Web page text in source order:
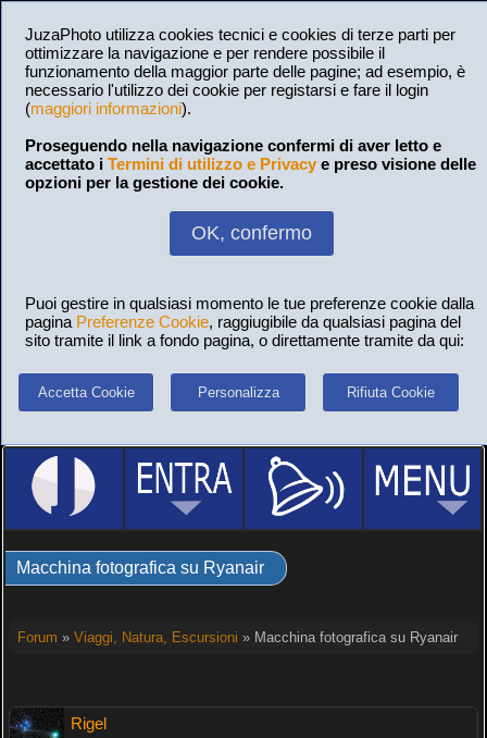
JuzaPhoto utilizza cookies tecnici e cookies di terze parti per
ottimizzare la navigazione e per rendere possibile il
funzionamento della maggior parte delle pagine; ad esempio, è
necessario l'utilizzo dei cookie per registarsi e fare il login
(maggiori informazioni).
Proseguendo nella navigazione confermi di aver letto e
accettato i Termini di utilizzo e Privacy e preso visione delle
opzioni per la gestione dei cookie.
OK, confermo
Puoi gestire in qualsiasi momento le tue preferenze cookie dalla
pagina Preferenze Cookie, raggiugibile da qualsiasi pagina del
sito tramite il link a fondo pagina, o direttamente tramite da qui:
Accetta Cookie Personalizza Rifiuta Cookie
Macchina fotografica su Ryanair
Forum » Viaggi, Natura, Escursioni » Macchina fotografica su Ryanair
Rigel